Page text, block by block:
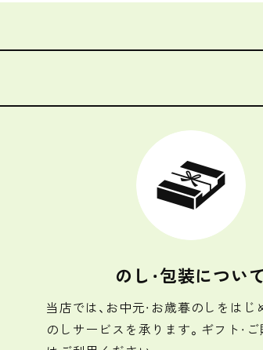
のし・包装について
当店では、お中元・お歳暮のしをは
のしサービスを承ります。ギフト・